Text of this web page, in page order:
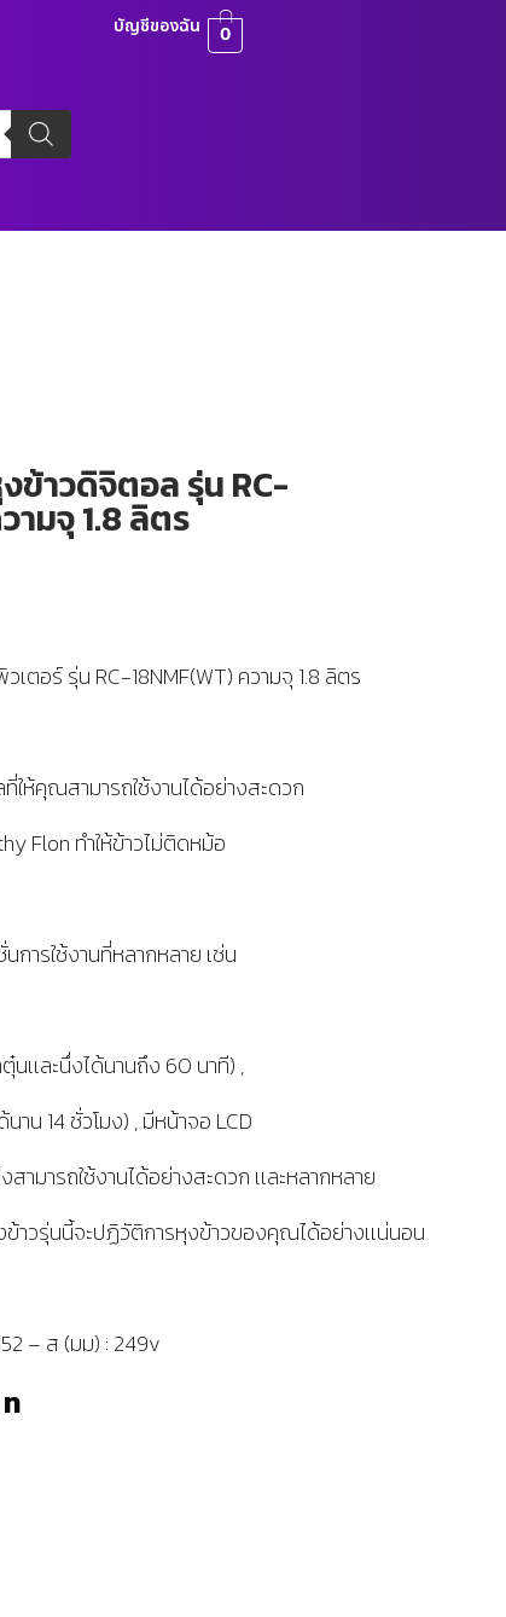
บัญชีของฉัน 0
ข้าวดิจิตอล รุ่น RC-
ามจุ 1.8 ลิตร
เตอร์ รุ่น RC-18NMF(WT) ความจุ 1.8 ลิตร
ให้คุณสามารถใช้งานได้อย่างสะดวก
Flon ทำให้ข้าวไม่ติดหม้อ
ารใช้งานที่หลากหลาย เช่น
เเละนึ่งได้นานถึง 60 นาที) ,
าน 14 ชั่วโมง) , มีหน้าจอ LCD
ามารถใช้งานได้อย่างสะดวก เเละหลากหลาย
าวรุ่นนี้จะปฏิวัติการหุงข้าวของคุณได้อย่างเเน่นอน
– ส (มม) : 249v